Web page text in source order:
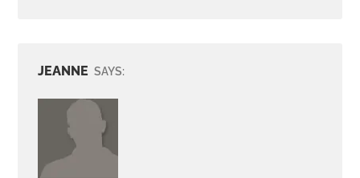
JEANNE SAYS: